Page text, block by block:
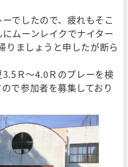
でしたので、疲れもそこ
ムーンレイクでナイター
りましょうと申したが断ら
3.5Ｒ～4.0Ｒのプレーを検
で参加者を募集しており